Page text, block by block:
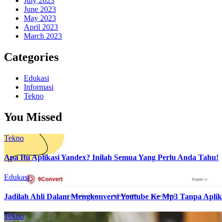
June 2023
May 2023
April 2023
March 2023
Categories
Edukasi
Informasi
Tekno
You Missed
Tekno
Apa Itu Aplikasi Yandex? Inilah Semua Yang Perlu Anda Tahu!
Edukasi
Jadilah Ahli Dalam Mengkonversi Youtube Ke Mp3 Tanpa
Tekno